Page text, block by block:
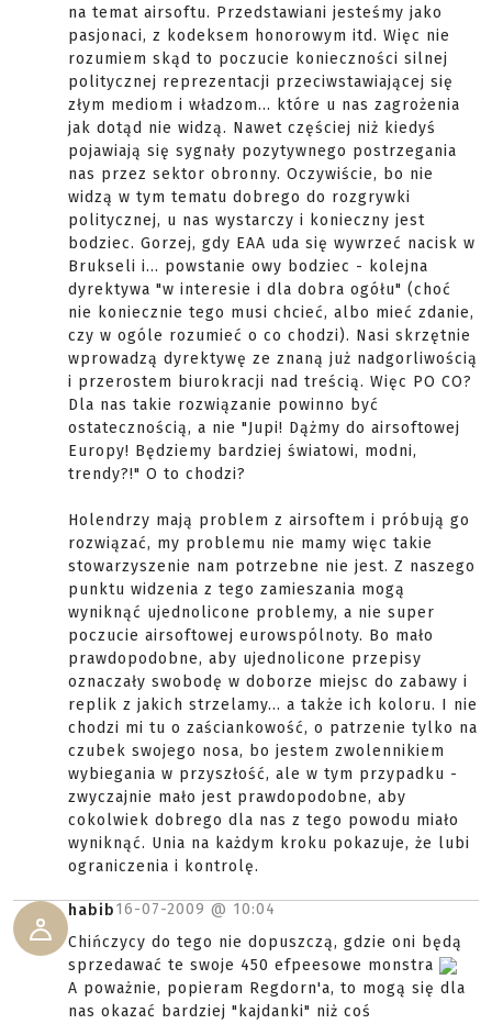
na temat airsoftu. Przedstawiani jesteśmy jako
pasjonaci, z kodeksem honorowym itd. Więc nie
rozumiem skąd to poczucie konieczności silnej
politycznej reprezentacji przeciwstawiającej się
złym mediom i władzom... które u nas zagrożenia
jak dotąd nie widzą. Nawet częściej niż kiedyś
pojawiają się sygnały pozytywnego postrzegania
nas przez sektor obronny. Oczywiście, bo nie
widzą w tym tematu dobrego do rozgrywki
politycznej, u nas wystarczy i konieczny jest
bodziec. Gorzej, gdy EAA uda się wywrzeć nacisk w
Brukseli i... powstanie owy bodziec - kolejna
dyrektywa "w interesie i dla dobra ogółu" (choć
nie koniecznie tego musi chcieć, albo mieć zdanie,
czy w ogóle rozumieć o co chodzi). Nasi skrzętnie
wprowadzą dyrektywę ze znaną już nadgorliwością
i przerostem biurokracji nad treścią. Więc PO CO?
Dla nas takie rozwiązanie powinno być
ostatecznością, a nie "Jupi! Dążmy do airsoftowej
Europy! Będziemy bardziej światowi, modni,
trendy?!" O to chodzi?
Holendrzy mają problem z airsoftem i próbują go
rozwiązać, my problemu nie mamy więc takie
stowarzyszenie nam potrzebne nie jest. Z naszego
punktu widzenia z tego zamieszania mogą
wyniknąć ujednolicone problemy, a nie super
poczucie airsoftowej eurowspólnoty. Bo mało
prawdopodobne, aby ujednolicone przepisy
oznaczały swobodę w doborze miejsc do zabawy i
replik z jakich strzelamy... a także ich koloru. I nie
chodzi mi tu o zaściankowość, o patrzenie tylko na
czubek swojego nosa, bo jestem zwolennikiem
wybiegania w przyszłość, ale w tym przypadku -
zwyczajnie mało jest prawdopodobne, aby
cokolwiek dobrego dla nas z tego powodu miało
wyniknąć. Unia na każdym kroku pokazuje, że lubi
ograniczenia i kontrolę.
habib16-07-2009 @ 10:04
Chińczycy do tego nie dopuszczą, gdzie oni będą
sprzedawać te swoje 450 efpeesowe monstra
A poważnie, popieram Regdorn'a, to mogą się dla
nas okazać bardziej "kajdanki" niż coś